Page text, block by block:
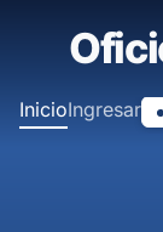
principal
InicioIngresar